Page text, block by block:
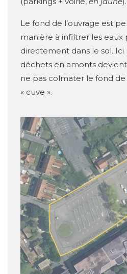
Le fond de l’ouvrage est
manière à infiltrer les eaux
directement dans le sol. Ici
déchets en amonts
ne pas colmater le fond
« cuve ».